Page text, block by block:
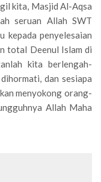
kita, Masjid Al-Aqsa
seruan Allah SWT
kepada penyelesaian
total Deenul Islam di
kita berlengah-
dan sesiapa
menyokong orang-
Allah Maha